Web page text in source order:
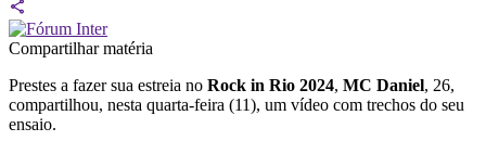
Compartilhar matéria
Prestes a fazer sua estreia no Rock in Rio 2024, MC Daniel, 26,
compartilhou, nesta quarta-feira (11), um vídeo com trechos do seu
ensaio.